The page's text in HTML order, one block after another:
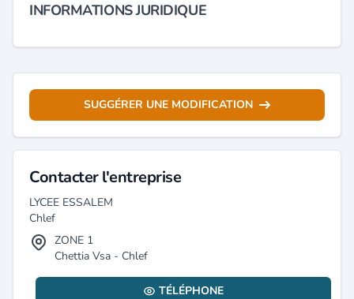
INFORMATIONS JURIDIQUE
SUGGÉRER UNE MODIFICATION
Contacter l'entreprise
LYCEE ESSALEM
Chlef
ZONE 1
Chettia Vsa - Chlef
TÉLÉPHONE